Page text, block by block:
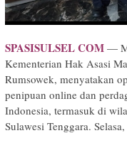
SPASISULSEL COM —
Kementerian Hak Asasi
Rumsowek, menyatakan
penipuan online dan
Indonesia, termasuk di
Sulawesi Tenggara.